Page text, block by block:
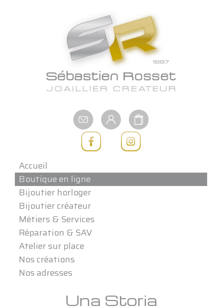
Accueil
Boutique en ligne
Bijoutier horloger
Bijoutier créateur
Métiers & Services
Réparation & SAV
Atelier sur place
Nos créations
Nos adresses
Una Storia